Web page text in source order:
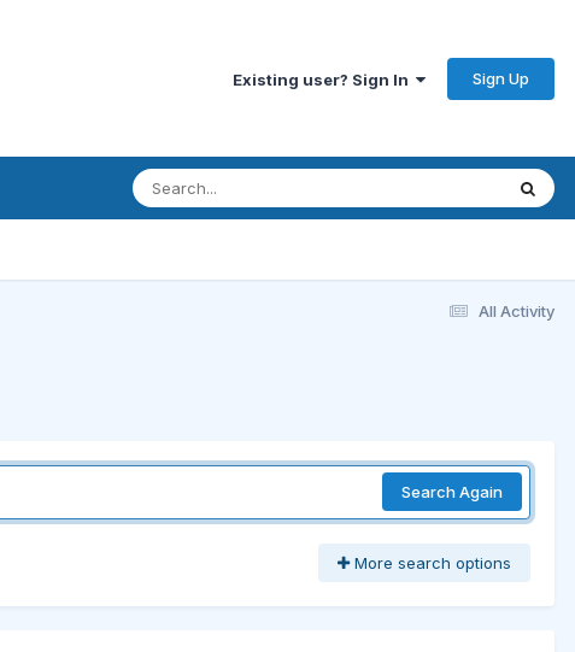
Existing user? Sign In Sign Up
All Activity
Search Again
More search options